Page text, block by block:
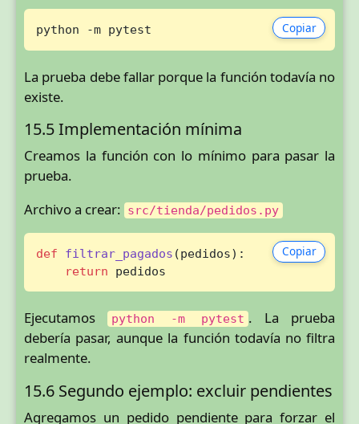
Copiar
python -m pytest
La prueba debe fallar porque la función todavía no
existe.
15.5 Implementación mínima
Creamos la función con lo mínimo para pasar la
prueba.
Archivo a crear: src/tienda/pedidos.py
Copiar
def filtrar_pagados (pedidos):
return pedidos
Ejecutamos python -m pytest . La prueba
debería pasar, aunque la función todavía no filtra
realmente.
15.6 Segundo ejemplo: excluir pendientes
Agregamos un pedido pendiente para forzar el